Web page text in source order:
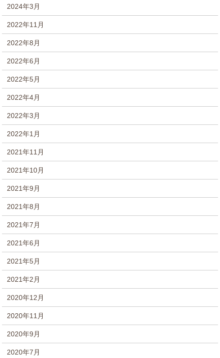
2024年3月
2022年11月
2022年8月
2022年6月
2022年5月
2022年4月
2022年3月
2022年1月
2021年11月
2021年10月
2021年9月
2021年8月
2021年7月
2021年6月
2021年5月
2021年2月
2020年12月
2020年11月
2020年9月
2020年7月